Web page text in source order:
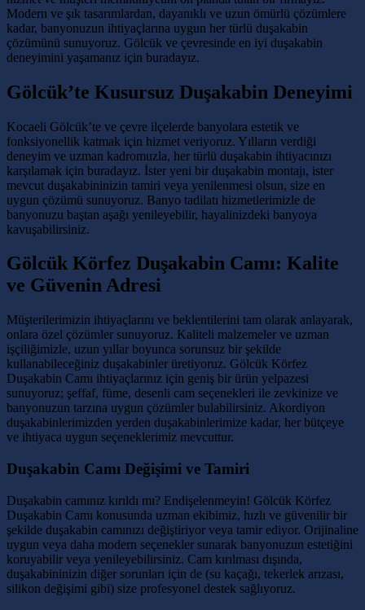
Modern ve şık tasarımlardan, dayanıklı ve uzun ömürlü çözümlere
kadar, banyonuzun ihtiyaçlarına uygun her türlü duşakabin
çözümünü sunuyoruz. Gölcük ve çevresinde en iyi duşakabin
deneyimini yaşamanız için buradayız.
Gölcük’te Kusursuz Duşakabin Deneyimi
Kocaeli Gölcük’te ve çevre ilçelerde banyolara estetik ve
fonksiyonellik katmak için hizmet veriyoruz. Yılların verdiği
deneyim ve uzman kadromuzla, her türlü duşakabin ihtiyacınızı
karşılamak için buradayız. İster yeni bir duşakabin montajı, ister
mevcut duşakabininizin tamiri veya yenilenmesi olsun, size en
uygun çözümü sunuyoruz. Banyo tadilatı hizmetlerimizle de
banyonuzu baştan aşağı yenileyebilir, hayalinizdeki banyoya
kavuşabilirsiniz.
Gölcük Körfez Duşakabin Camı: Kalite
ve Güvenin Adresi
Müşterilerimizin ihtiyaçlarını ve beklentilerini tam olarak anlayarak,
onlara özel çözümler sunuyoruz. Kaliteli malzemeler ve uzman
işçiliğimizle, uzun yıllar boyunca sorunsuz bir şekilde
kullanabileceğiniz duşakabinler üretiyoruz. Gölcük Körfez
Duşakabin Camı ihtiyaçlarınız için geniş bir ürün yelpazesi
sunuyoruz; şeffaf, füme, desenli cam seçenekleri ile zevkinize ve
banyonuzun tarzına uygun çözümler bulabilirsiniz. Akordiyon
duşakabinlerimizden yerden duşakabinlerimize kadar, her bütçeye
ve ihtiyaca uygun seçeneklerimiz mevcuttur.
Duşakabin Camı Değişimi ve Tamiri
Duşakabin camınız kırıldı mı? Endişelenmeyin! Gölcük Körfez
Duşakabin Camı konusunda uzman ekibimiz, hızlı ve güvenilir bir
şekilde duşakabin camınızı değiştiriyor veya tamir ediyor. Orijinaline
uygun veya daha modern seçenekler sunarak banyonuzun estetiğini
koruyabilir veya yenileyebilirsiniz. Cam kırılması dışında,
duşakabininizin diğer sorunları için de (su kaçağı, tekerlek arızası,
silikon değişimi gibi) size profesyonel destek sağlıyoruz.